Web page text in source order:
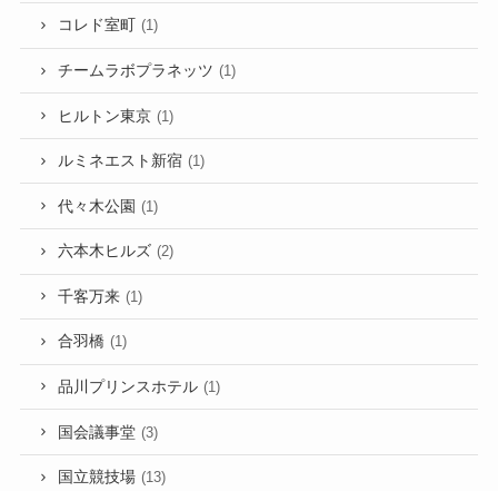
コレド室町 (1)
チームラボプラネッツ (1)
ヒルトン東京 (1)
ルミネエスト新宿 (1)
代々木公園 (1)
六本木ヒルズ (2)
千客万来 (1)
合羽橋 (1)
品川プリンスホテル (1)
国会議事堂 (3)
国立競技場 (13)